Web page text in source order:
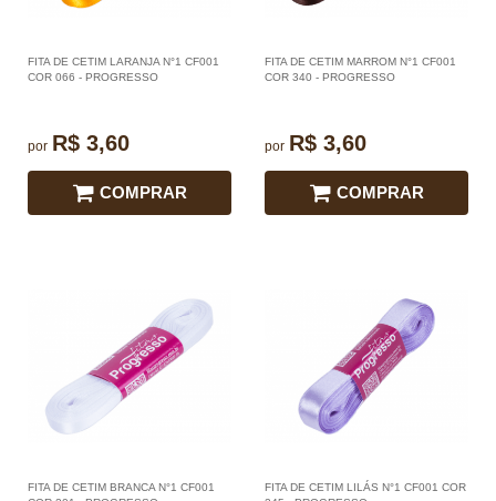
FITA DE CETIM LARANJA N°1 CF001
COR 066 - PROGRESSO
por R$ 3,60
COMPRAR
FITA DE CETIM MARROM N°1 CF001
COR 340 - PROGRESSO
por R$ 3,60
COMPRAR
FITA DE CETIM BRANCA N°1 CF001
FITA DE CETIM LILÁS N°1 CF001 COR